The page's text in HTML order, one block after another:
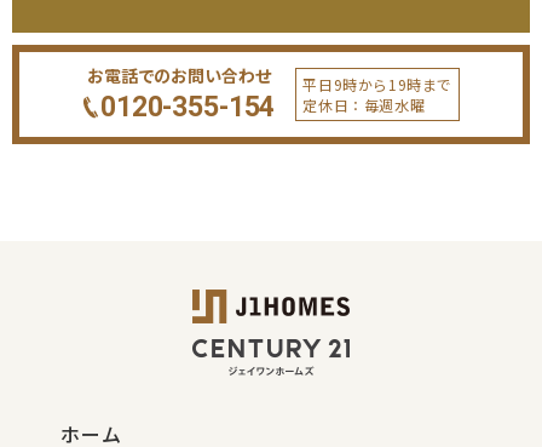
お電話でのお問い合わせ
0120-355-154
平日9時から19時まで
定休日：毎週水曜
ホーム